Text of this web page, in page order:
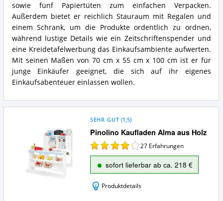
sowie fünf Papiertüten zum einfachen Verpacken.
Außerdem bietet er reichlich Stauraum mit Regalen und
einem Schrank, um die Produkte ordentlich zu ordnen,
während lustige Details wie ein Zeitschriftenspender und
eine Kreidetafelwerbung das Einkaufsambiente aufwerten.
Mit seinen Maßen von 70 cm x 55 cm x 100 cm ist er für
junge Einkäufer geeignet, die sich auf ihr eigenes
Einkaufsabenteuer einlassen wollen.
Pinolino Kaufladen Alma aus Holz
SEHR GUT (1,5)
27 Erfahrungen
sofort lieferbar ab ca. 218 €
Produktdetails